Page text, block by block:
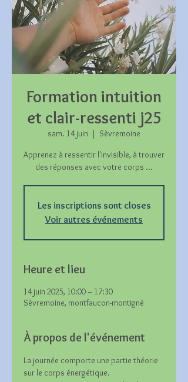
Formation intuition
et clair-ressenti j25
sam. 14 juin
  |
Sèvremoine
Apprenez à ressentir l'invisible, à trouver
des réponses avec votre corps ...
Les inscriptions sont closes
Voir autres événements
Heure et lieu
14 juin 2025, 10:00 – 17:30
Sèvremoine, montfaucon-montigné
À propos de l'événement
La journée comporte une partie théorie
sur le corps énergétique.